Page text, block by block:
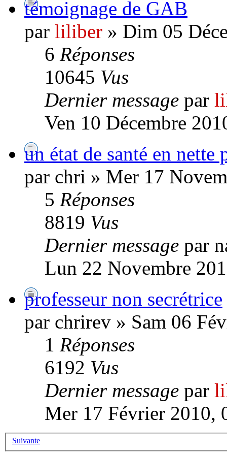
témoignage de GAB
par liliber » Dim 05
6 Réponses
10645 Vus
Dernier message par
Ven 10 Décembre
un état de santé en
par chri » Mer 17
5 Réponses
8819 Vus
Dernier message par
Lun 22 Novembre
professeur non secrétrice
par chrirev » Sam 06
1 Réponses
6192 Vus
Dernier message par
Mer 17 Février 2010,
Suivante